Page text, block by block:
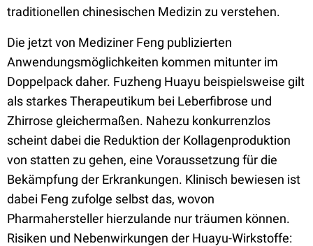
traditionellen chinesischen Medizin zu verstehen.
Die jetzt von Mediziner Feng publizierten
Anwendungsmöglichkeiten kommen mitunter im
Doppelpack daher. Fuzheng Huayu beispielsweise gilt
als starkes Therapeutikum bei Leberfibrose und
Zhirrose gleichermaßen. Nahezu konkurrenzlos
scheint dabei die Reduktion der Kollagenproduktion
von statten zu gehen, eine Voraussetzung für die
Bekämpfung der Erkrankungen. Klinisch bewiesen ist
dabei Feng zufolge selbst das, wovon
Pharmahersteller hierzulande nur träumen können.
Risiken und Nebenwirkungen der Huayu-Wirkstoffe: